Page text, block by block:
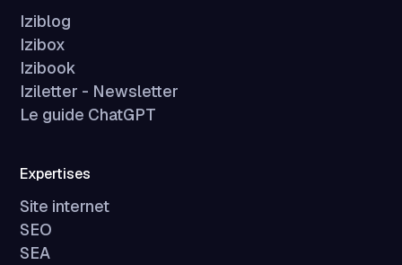
Iziblog
Izibox
Izibook
Iziletter - Newsletter
Le guide ChatGPT
Expertises
Site internet
SEO
SEA